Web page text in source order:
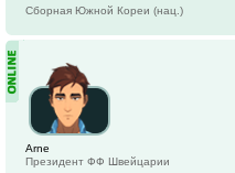
Сборная Южной Кореи (нац.)
Arne
Президент ФФ Швейцарии